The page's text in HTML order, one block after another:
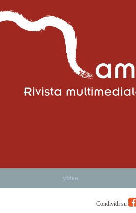
video
Condividi su